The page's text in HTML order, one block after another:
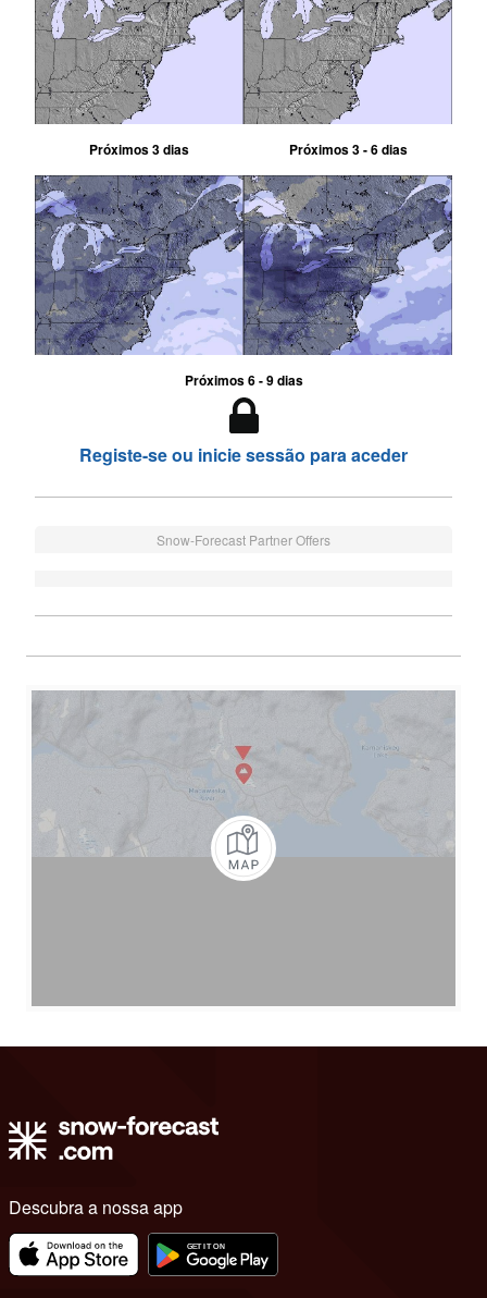
Próximos 3 dias Próximos 3 - 6 dias
Próximos 6 - 9 dias
Registe-se ou inicie sessão para aceder
Snow-Forecast Partner Offers
Descubra a nossa app